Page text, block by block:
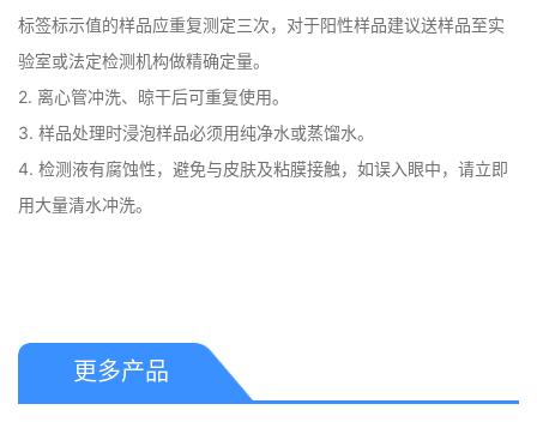
标签标示值的样品应重复测定三次，对于阳性样品建议送样品至实
验室或法定检测机构做精确定量。
2. 离心管冲洗、晾干后可重复使用。
3. 样品处理时浸泡样品必须用纯净水或蒸馏水。
4. 检测液有腐蚀性，避免与皮肤及粘膜接触，如误入眼中，请立即
用大量清水冲洗。
更多产品